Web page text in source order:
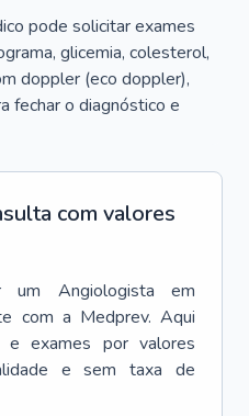
pode solicitar exames
glicemia, colesterol,
doppler (eco doppler),
fechar o diagnóstico e
com valores
um Angiologista
em
com a Medprev. Aqui
e exames por valores
e sem taxa de